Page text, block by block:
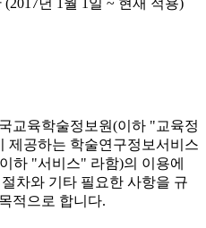
교육학술정보원(이하 "교육정
제공하는 학술연구정보서비스
하 "서비스" 라함)의 이용에
차와 기타 필요한 사항을 규
적으로 합니다.